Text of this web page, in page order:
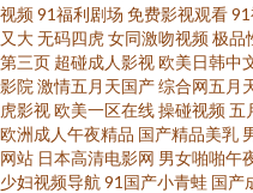
精99在线视频 成人9一免费 91午
址 夜夜涩日韩好涩夜夜撸 色逼成
利 大香蕉伊人青青草 传媒导航福
视频91福利剧场 免费影视观看
又大无码四虎女同激吻视频极品
第三页 超碰成人影视欧美日韩中
影院 激情五月天国产综合网五月
虎影视欧美一区在线操碰视频五
欧洲成人午夜精品 国产精品美乳
网站 日本高清电影网 男女啪啪午
少妇视频导航 91国产小青蛙 国产